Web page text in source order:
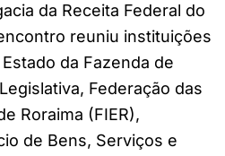
da Receita Federal do
reuniu instituições
da Fazenda de
Federação das
Roraima (FIER),
de Bens, Serviços e